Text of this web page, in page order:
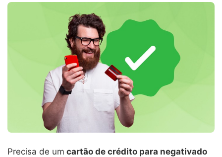
Precisa de um cartão de crédito para negativado